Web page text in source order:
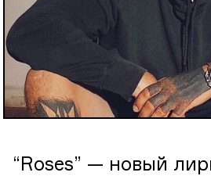
“Roses” — новый